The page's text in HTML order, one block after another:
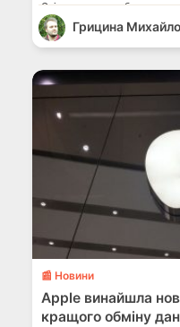
Скільки коштує
федерації? У першій в історії
Грицина Михайло
📰 Новини
Apple винайшла
кращого обміну